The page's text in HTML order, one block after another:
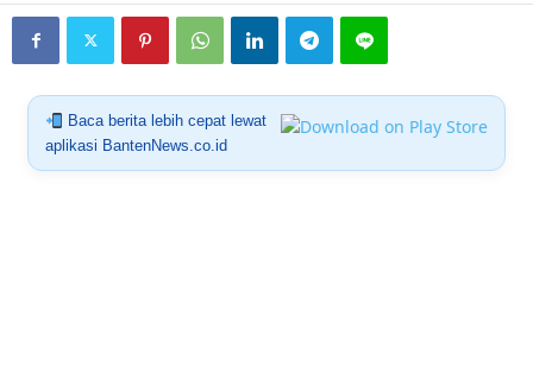
Baca berita lebih cepat lewat
aplikasi BantenNews.co.id